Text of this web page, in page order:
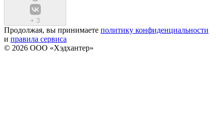
+ 3
Продолжая, вы принимаете политику конфиденциальности
и правила сервиса
© 2026 ООО «Хэдхантер»